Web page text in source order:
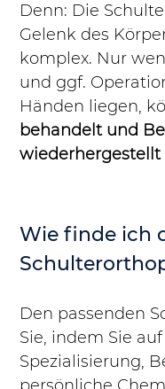
Denn: Die
Gelenk des
komplex. Nur
und ggf.
Händen liegen,
behandelt und
wiederhergestellt
Wie finde ich
Den passenden
Sie, indem Sie
Spezialisierung,